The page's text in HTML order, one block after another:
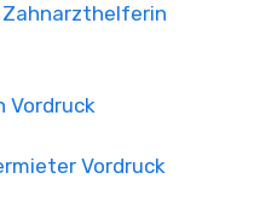
Vordruck
Vordruck